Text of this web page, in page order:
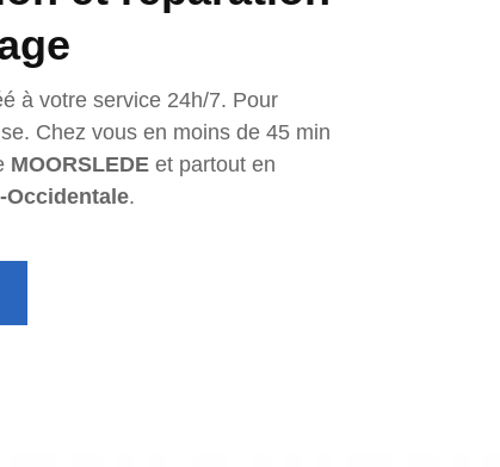
à votre service 24h/7. Pour
Chez vous en moins de 45 min
MOORSLEDE et partout en
Occidentale.